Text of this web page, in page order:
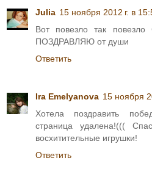
Julia 15 ноября 2012 г. в
Вот повезло так
ПОЗДРАВЛЯЮ от души
Ответить
Ira Emelyanova 15 ноября
Хотела поздравить
страница удалена!(((
восхитительные игрушки!
Ответить